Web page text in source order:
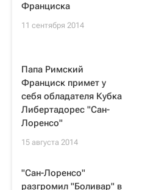
Франциска
11 сентября 2014
Папа Римский
Франциск примет у
себя обладателя Кубка
Либертадорес "Сан-
Лоренсо"
15 августа 2014
"Сан-Лоренсо"
разгромил "Боливар" в